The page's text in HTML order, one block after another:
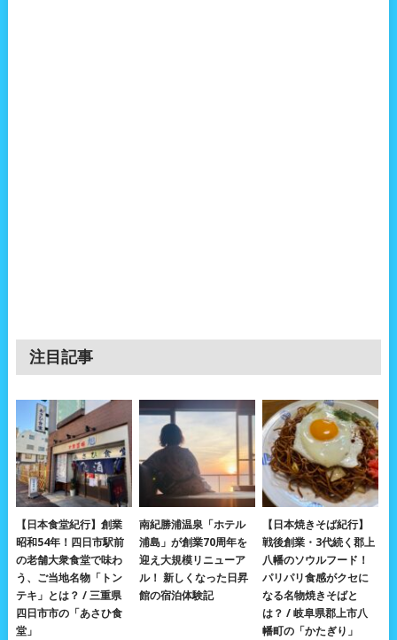
注目記事
【日本食堂紀行】創業
昭和54年！四日市駅前
の老舗大衆食堂で味わ
う、ご当地名物「トン
テキ」とは？ / 三重県
四日市市の「あさひ食
堂」
南紀勝浦温泉「ホテル
浦島」が創業70周年を
迎え大規模リニューア
ル！ 新しくなった日昇
館の宿泊体験記
【日本焼きそば紀行】
戦後創業・3代続く郡上
八幡のソウルフード！
パリパリ食感がクセに
なる名物焼きそばと
は？ / 岐阜県郡上市八
幡町の「かたぎり」